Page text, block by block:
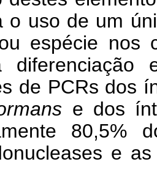
o uso de um
espécie nos
de PCRs dos
e dos
80,5%
e